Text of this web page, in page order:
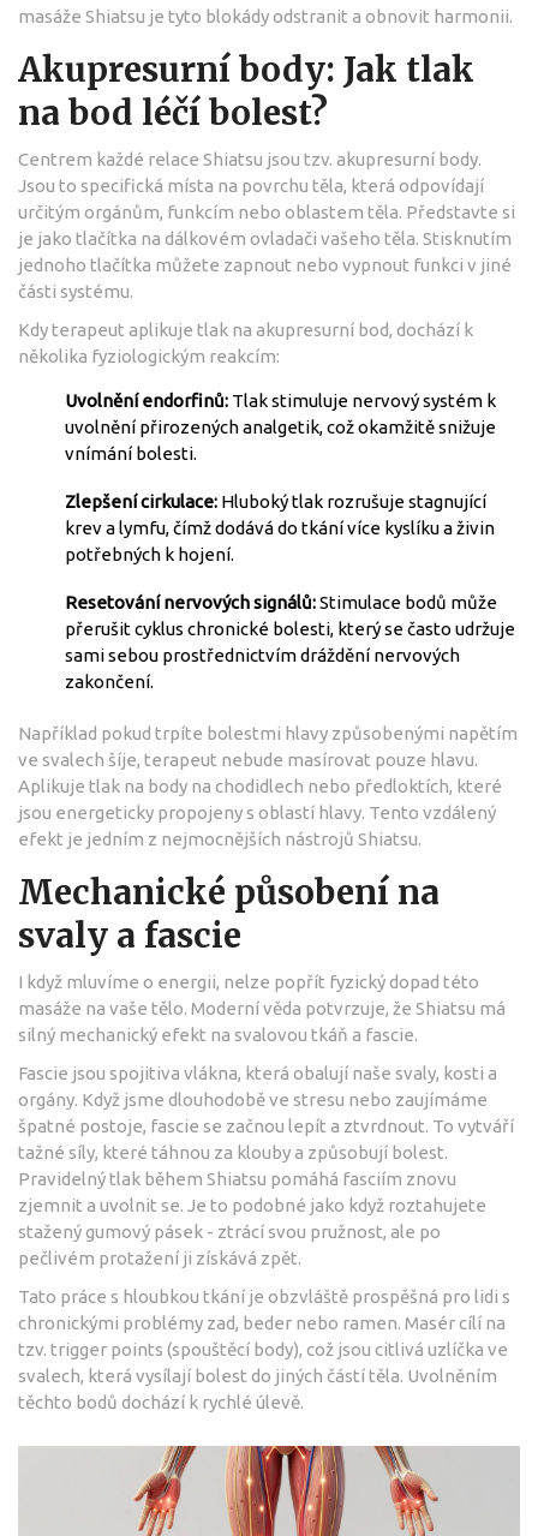
masáže Shiatsu je tyto blokády odstranit a obnovit harmonii.
Akupresurní body: Jak tlak
na bod léčí bolest?
Centrem každé relace Shiatsu jsou tzv. akupresurní body.
Jsou to specifická místa na povrchu těla, která odpovídají
určitým orgánům, funkcím nebo oblastem těla. Představte si
je jako tlačítka na dálkovém ovladači vašeho těla. Stisknutím
jednoho tlačítka můžete zapnout nebo vypnout funkci v jiné
části systému.
Kdy terapeut aplikuje tlak na akupresurní bod, dochází k
několika fyziologickým reakcím:
Uvolnění endorfinů: Tlak stimuluje nervový systém k
uvolnění přirozených analgetik, což okamžitě snižuje
vnímání bolesti.
Zlepšení cirkulace: Hluboký tlak rozrušuje stagnující
krev a lymfu, čímž dodává do tkání více kyslíku a živin
potřebných k hojení.
Resetování nervových signálů:Stimulace bodů může
přerušit cyklus chronické bolesti, který se často udržuje
sami sebou prostřednictvím dráždění nervových
zakončení.
Například pokud trpíte bolestmi hlavy způsobenými napětím
ve svalech šíje, terapeut nebude masírovat pouze hlavu.
Aplikuje tlak na body na chodidlech nebo předloktích, které
jsou energeticky propojeny s oblastí hlavy. Tento vzdálený
efekt je jedním z nejmocnějších nástrojů Shiatsu.
Mechanické působení na
svaly a fascie
I když mluvíme o energii, nelze popřít fyzický dopad této
masáže na vaše tělo. Moderní věda potvrzuje, že Shiatsu má
silný mechanický efekt na svalovou tkáň a fascie.
Fascie jsou spojitiva vlákna, která obalují naše svaly, kosti a
orgány. Když jsme dlouhodobě ve stresu nebo zaujímáme
špatné postoje, fascie se začnou lepít a ztvrdnout. To vytváří
tažné síly, které táhnou za klouby a způsobují bolest.
Pravidelný tlak během Shiatsu pomáhá fasciím znovu
zjemnit a uvolnit se. Je to podobné jako když roztahujete
stažený gumový pásek - ztrácí svou pružnost, ale po
pečlivém protažení ji získává zpět.
Tato práce s hloubkou tkání je obzvláště prospěšná pro lidi s
chronickými problémy zad, beder nebo ramen. Masér cílí na
tzv. trigger points (spouštěcí body), což jsou citlivá uzlíčka ve
svalech, která vysílají bolest do jiných částí těla. Uvolněním
těchto bodů dochází k rychlé úlevě.